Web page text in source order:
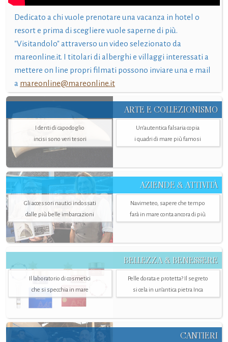
Dedicato a chi vuole prenotare una vacanza in hotel o
resort e prima di scegliere vuole saperne di più.
"Visitandolo" attraverso un video selezionato da
mareonline.it. I titolari di alberghi e villaggi interessati a
mettere on line propri filmati possono inviare una e mail
a mareonline@mareonline.it
ARTE E COLLEZIONISMO
I denti di capodoglio
incisi sono veri tesori
Un’autentica falsaria copia
i quadri di mare più famosi
AZIENDE & ATTIVITÀ
Gli accessori nautici indossati
dalle più belle imbarcazioni
Navimeteo, sapere che tempo
farà in mare conta ancora di più
BELLEZZA & BENESSERE
Il laboratorio di cosmetici
che si specchia in mare
Pelle dorata e protetta? Il segreto
si cela in un’antica pietra Inca
CANTIERI